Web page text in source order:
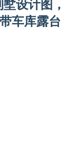
设计图，
车库露台